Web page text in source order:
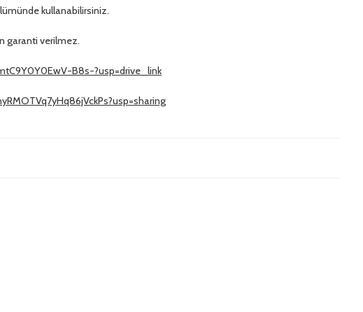
kullanabilirsiniz.
garanti verilmez.
B8s-?usp=drive_link